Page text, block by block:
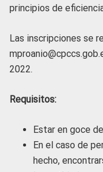
principios de
Las inscripciones se
2022.
Requisitos:
Estar en goce
En el caso de
hecho,